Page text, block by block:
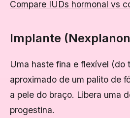
Compare IUDs hormonal vs
Implante
Uma haste fina e flexível (do
aproximado de um palito de
a pele do braço. Libera uma
progestina.